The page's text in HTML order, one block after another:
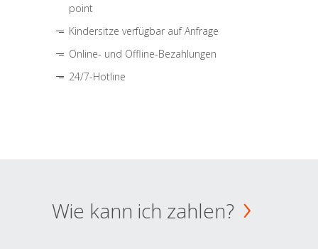
point
Kindersitze verfügbar auf Anfrage
Online- und Offline-Bezahlungen
24/7-Hotline
Wie kann ich zahlen?